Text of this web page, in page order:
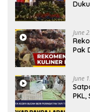
June
Pak
June